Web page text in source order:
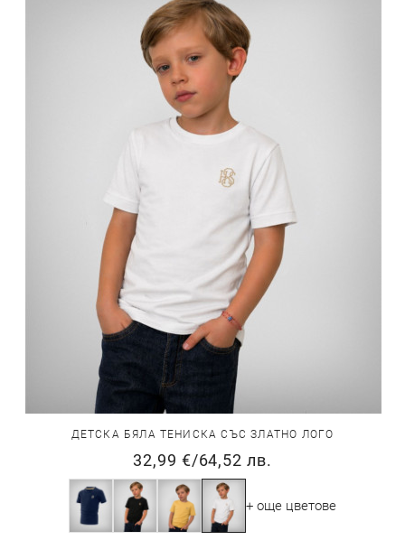
ДЕТСКА БЯЛА ТЕНИСКА СЪС ЗЛАТНО ЛОГО
32,99 €/64,52 лв.
+ още цветове